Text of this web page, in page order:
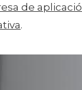
de
.